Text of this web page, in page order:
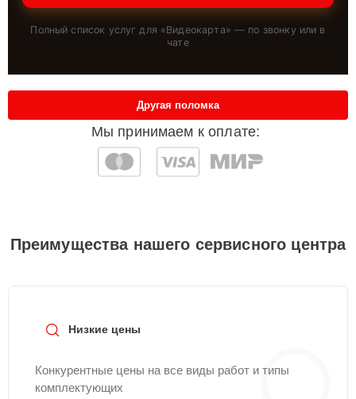
Полный список услуг для «Видеокарта» — по звонку или в
чате
Мы принимаем к оплате:
Другая поломка
Преимущества нашего сервисного центра
Низкие цены
Конкурентные цены на все виды работ и типы
комплектующих